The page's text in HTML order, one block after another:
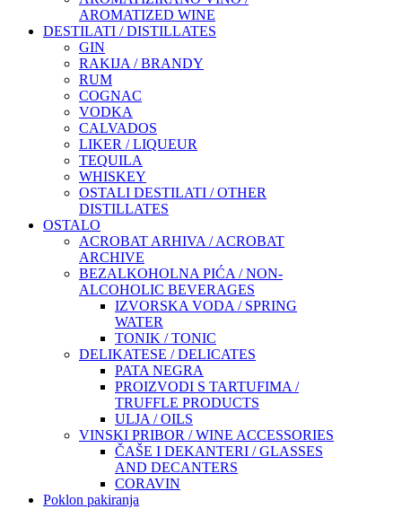
AROMATIZED WINE
DESTILATI / DISTILLATES
GIN
RAKIJA / BRANDY
RUM
COGNAC
VODKA
CALVADOS
LIKER / LIQUEUR
TEQUILA
WHISKEY
OSTALI DESTILATI / OTHER
DISTILLATES
OSTALO
ACROBAT ARHIVA / ACROBAT
ARCHIVE
BEZALKOHOLNA PIĆA / NON-
ALCOHOLIC BEVERAGES
IZVORSKA VODA / SPRING
WATER
TONIK / TONIC
DELIKATESE / DELICATES
PATA NEGRA
PROIZVODI S TARTUFIMA /
TRUFFLE PRODUCTS
ULJA / OILS
VINSKI PRIBOR / WINE ACCESSORIES
ČAŠE I DEKANTERI / GLASSES
AND DECANTERS
CORAVIN
Poklon pakiranja